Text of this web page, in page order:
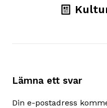
Lämna ett svar
Din e-postadress